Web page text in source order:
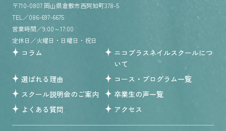
住所／
〒710-0807 岡山県倉敷市西阿知町378-5
TEL／086-697-6675
営業時間／9:00～17:00
定休日／火曜日・日曜日・祝日
コラム
ニコプラスネイルスクールにつ
いて
選ばれる理由
コース・プログラム一覧
スクール説明会のご案内
卒業生の声一覧
よくある質問
アクセス